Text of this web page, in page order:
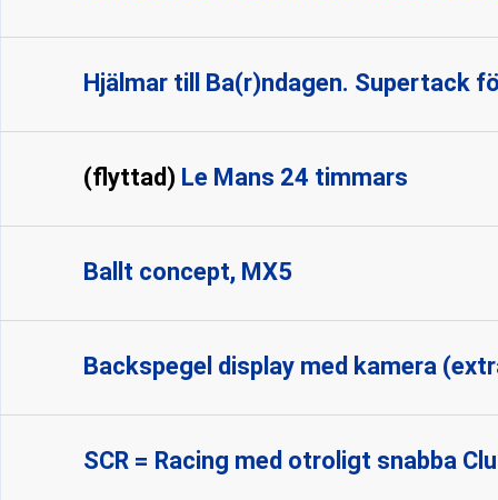
Hjälmar till Ba(r)ndagen. Supertack
(flyttad) Le Mans 24 timmars
Ballt concept, MX5
Backspegel display med kamera
SCR = Racing med otroligt snabba